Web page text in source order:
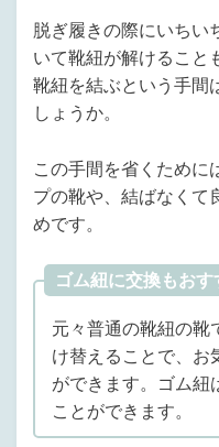
脱ぎ履きの際にいちい
いて靴紐が解けること
靴紐を結ぶという手間
しょうか。
この手間を省くために
プの靴や、結ばなくて
めです。
ゴム紐に交換もおす
元々普通の靴紐の靴
け替えることで、お
ができます。ゴム紐
ことができます。